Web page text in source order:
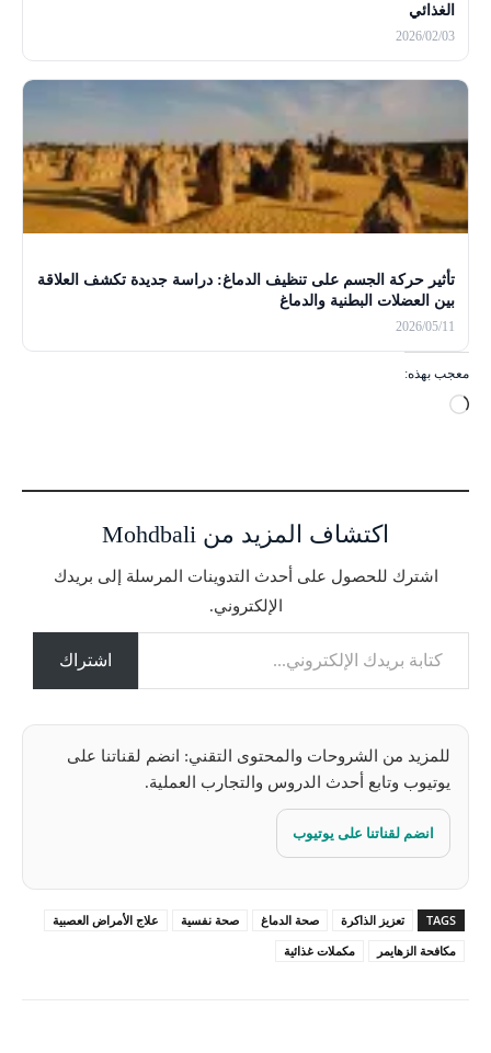
الغذائي
2026/02/03
تأثير حركة الجسم على تنظيف الدماغ: دراسة جديدة تكشف العلاقة
بين العضلات البطنية والدماغ
2026/05/11
معجب بهذه:
ج
ي
ل
اكتشاف المزيد من Mohdbali
اشترك للحصول على أحدث التدوينات المرسلة إلى بريدك
الإلكتروني.
كتابة بريدك الإلكتروني...
اشتراك
للمزيد من الشروحات والمحتوى التقني: انضم لقناتنا على
يوتيوب وتابع أحدث الدروس والتجارب العملية.
انضم لقناتنا على يوتيوب
TAGS تعزيز الذاكرة صحة الدماغ صحة نفسية
علاج الأمراض العصبية
مكافحة الزهايمر
مكملات غذائية